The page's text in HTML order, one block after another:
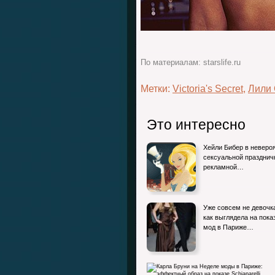
По материалам: starslife.ru
Метки: Victoria's Secret, Лили
Это интересно
Хейли Бибер в
сексуальной
рекламной…
Уже совсем не
как выглядела на
мод в Париже…